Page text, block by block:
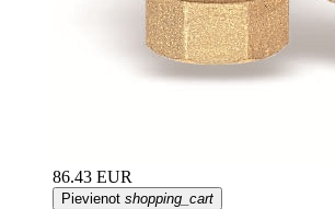
86.43 EUR
Pievienot shopping_cart